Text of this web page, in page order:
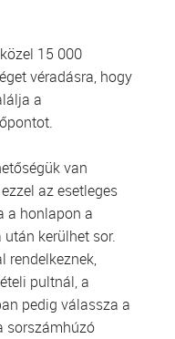
15 000
véradásra, hogy
a
van
az esetleges
a honlapon a
kerülhet sor.
rendelkeznek,
pultnál, a
pedig válassza a
sorszámhúzó